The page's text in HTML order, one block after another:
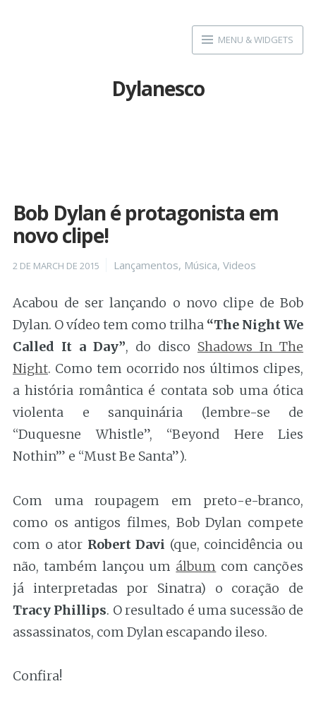
MENU & WIDGETS
Dylanesco
Bob Dylan é protagonista em
novo clipe!
Posted
2 DE MARCH DE 2015 Categories
Lançamentos, Música, Videos
Acabou de ser lançando o novo clipe de Bob
Dylan. O vídeo tem como trilha “The Night We
Called It a Day”, do disco Shadows In The
Night. Como tem ocorrido nos últimos clipes,
a história romântica é contata sob uma ótica
violenta e sanquinária (lembre-se de
“Duquesne Whistle”, “Beyond Here Lies
Nothin’” e “Must Be Santa”).
Com uma roupagem em preto-e-branco,
como os antigos filmes, Bob Dylan compete
com o ator Robert Davi (que, coincidência ou
não, também lançou um álbum com canções
já interpretadas por Sinatra) o coração de
Tracy Phillips. O resultado é uma sucessão de
assassinatos, com Dylan escapando ileso.
Confira!